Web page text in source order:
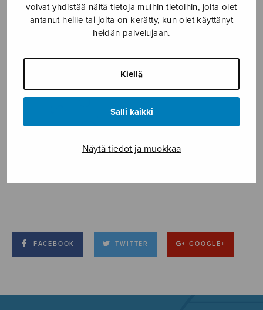
voivat yhdistää näitä tietoja muihin tietoihin, joita olet
antanut heille tai joita on kerätty, kun olet käyttänyt
heidän palvelujaan.
Kiellä
Salli kaikki
Näytä tiedot ja muokkaa
14.4.2026
FACEBOOK TWITTER GOOGLE+